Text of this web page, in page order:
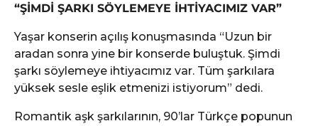
“ŞİMDİ ŞARKI SÖYLEMEYE İHTİYACIMIZ VAR”
Yaşar konserin açılış konuşmasında “Uzun bir
aradan sonra yine bir konserde buluştuk. Şimdi
şarkı söylemeye ihtiyacımız var. Tüm şarkılara
yüksek sesle eşlik etmenizi istiyorum” dedi.
Romantik aşk şarkılarının, 90’lar Türkçe popunun